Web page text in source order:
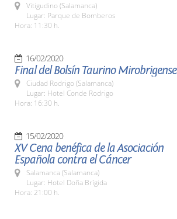
Vitigudino (Salamanca)
Lugar: Parque de Bomberos
Hora: 11:30 h.
16/02/2020
Final del Bolsín Taurino Mirobrigense
Ciudad Rodrigo (Salamanca)
Lugar: Hotel Conde Rodrigo
Hora: 16:30 h.
15/02/2020
XV Cena benéfica de la Asociación
Española contra el Cáncer
Salamanca (Salamanca)
Lugar: Hotel Doña Brígida
Hora: 21:00 h.